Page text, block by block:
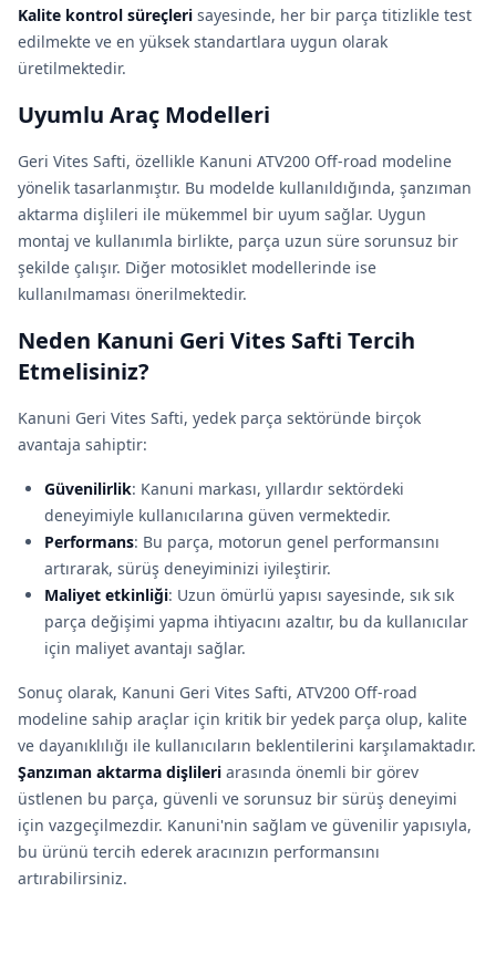
Kalite kontrol süreçleri sayesinde, her bir parça titizlikle test
edilmekte ve en yüksek standartlara uygun olarak
üretilmektedir.
Uyumlu Araç Modelleri
Geri Vites Safti, özellikle Kanuni ATV200 Off-road modeline
yönelik tasarlanmıştır. Bu modelde kullanıldığında, şanzıman
aktarma dişlileri ile mükemmel bir uyum sağlar. Uygun
montaj ve kullanımla birlikte, parça uzun süre sorunsuz bir
şekilde çalışır. Diğer motosiklet modellerinde ise
kullanılmaması önerilmektedir.
Neden Kanuni Geri Vites Safti Tercih
Etmelisiniz?
Kanuni Geri Vites Safti, yedek parça sektöründe birçok
avantaja sahiptir:
Güvenilirlik: Kanuni markası, yıllardır sektördeki
deneyimiyle kullanıcılarına güven vermektedir.
Performans: Bu parça, motorun genel performansını
artırarak, sürüş deneyiminizi iyileştirir.
Maliyet etkinliği: Uzun ömürlü yapısı sayesinde, sık sık
parça değişimi yapma ihtiyacını azaltır, bu da kullanıcılar
için maliyet avantajı sağlar.
Sonuç olarak, Kanuni Geri Vites Safti, ATV200 Off-road
modeline sahip araçlar için kritik bir yedek parça olup, kalite
ve dayanıklılığı ile kullanıcıların beklentilerini karşılamaktadır.
Şanzıman aktarma dişlileri arasında önemli bir görev
üstlenen bu parça, güvenli ve sorunsuz bir sürüş deneyimi
için vazgeçilmezdir. Kanuni'nin sağlam ve güvenilir yapısıyla,
bu ürünü tercih ederek aracınızın performansını
artırabilirsiniz.